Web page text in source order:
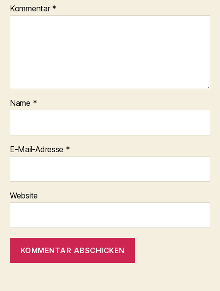
Kommentar *
Name *
E-Mail-Adresse *
Website